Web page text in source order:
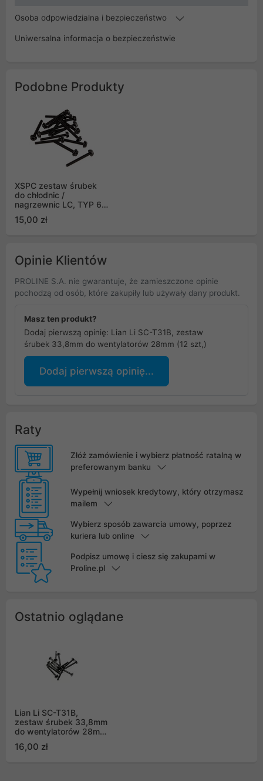
Osoba odpowiedzialna i bezpieczeństwo
Uniwersalna informacja o bezpieczeństwie
Podobne Produkty
XSPC zestaw śrubek
do chłodnic /
nagrzewnic LC, TYP 6-
32 30mm (16szt)
15,00 zł
Opinie Klientów
PROLINE S.A. nie gwarantuje, że zamieszczone opinie
pochodzą od osób, które zakupiły lub używały dany produkt.
Masz ten produkt?
Dodaj pierwszą opinię: Lian Li SC-T31B, zestaw
śrubek 33,8mm do wentylatorów 28mm (12 szt,)
Dodaj pierwszą opinię...
Raty
Złóż zamówienie i wybierz płatność ratalną w
preferowanym banku
Wypełnij wniosek kredytowy, który otrzymasz
mailem
Wybierz sposób zawarcia umowy, poprzez
kuriera lub online
Podpisz umowę i ciesz się zakupami w
Proline.pl
Ostatnio oglądane
Lian Li SC-T31B,
zestaw śrubek 33,8mm
do wentylatorów 28mm
16,00 zł